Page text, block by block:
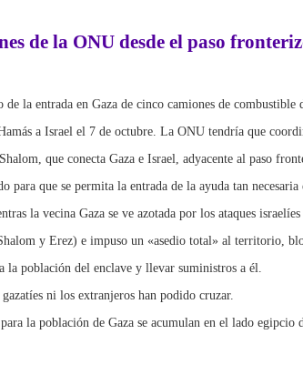
de la ONU desde el paso
la entrada en Gaza de cinco camiones de combustible
a Israel el 7 de octubre. La ONU tendría que
que conecta Gaza e Israel, adyacente al paso
que se permita la entrada de la ayuda tan
la vecina Gaza se ve azotada por los ataques
y Erez) e impuso un «asedio total» al territorio,
población del enclave y llevar suministros a él.
ni los extranjeros han podido cruzar.
la población de Gaza se acumulan en el lado egipcio